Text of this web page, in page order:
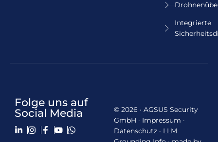
Integrierte
Folge uns auf
Social Media
© 2026 · AGSUS Security
GmbH · Impressum ·
Datenschutz · LLM